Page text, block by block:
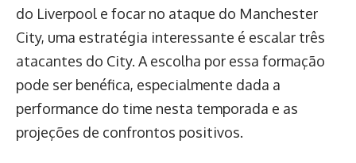
do Liverpool e focar no ataque do Manchester
City, uma estratégia interessante é escalar três
atacantes do City. A escolha por essa formação
pode ser benéfica, especialmente dada a
performance do time nesta temporada e as
projeções de confrontos positivos.